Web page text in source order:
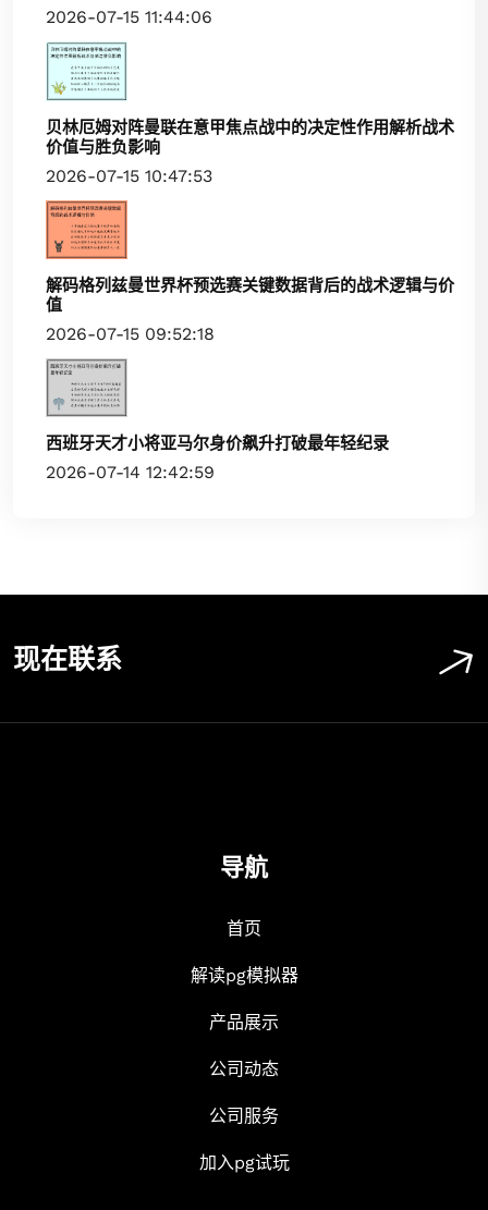
2026-07-15 11:44:06
贝林厄姆对阵曼联在意甲焦点战中的决定性作用解析战术
价值与胜负影响
2026-07-15 10:47:53
解码格列兹曼世界杯预选赛关键数据背后的战术逻辑与价
值
2026-07-15 09:52:18
西班牙天才小将亚马尔身价飙升打破最年轻纪录
2026-07-14 12:42:59
现在联系
导航
首页
解读pg模拟器
产品展示
公司动态
公司服务
加入pg试玩